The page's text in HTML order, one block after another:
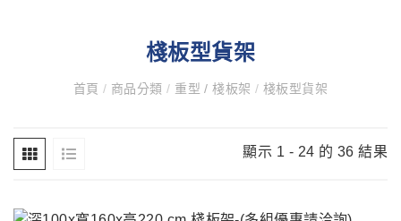
棧板型貨架
首頁/ 商品分類/ 重型 / 棧板架/ 棧板型貨架
顯示 1 - 24 的 36 結果